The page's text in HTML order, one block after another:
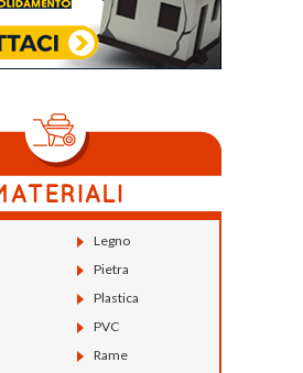
Legno
Pietra
Plastica
PVC
Rame